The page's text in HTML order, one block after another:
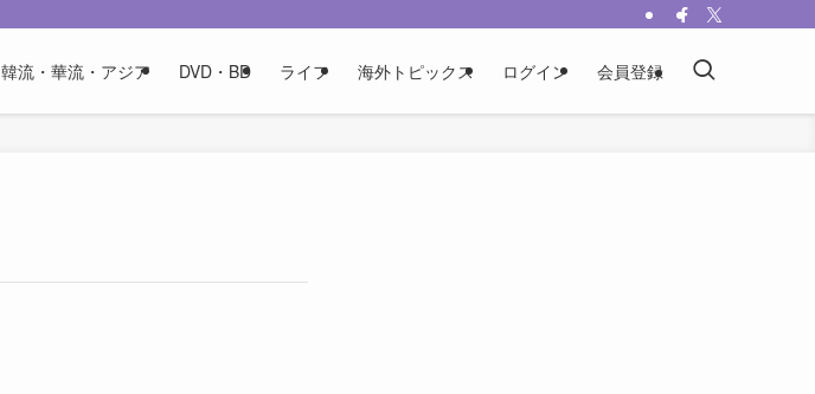
韓流・華流・アジア DVD・BD ライフ 海外トピックス ログイン 会員登録